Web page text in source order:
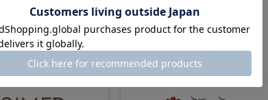
#新作ステージドレス #パーティードレス セール特集
ミマツグループのブランド